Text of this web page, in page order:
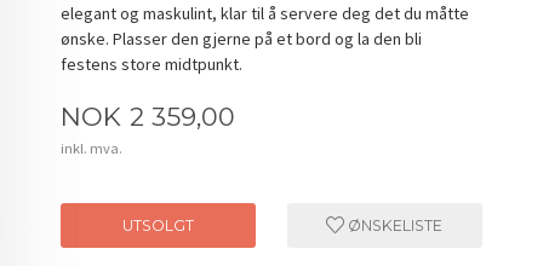
elegant og maskulint, klar til å servere deg det du måtte
ønske. Plasser den gjerne på et bord og la den bli
festens store midtpunkt.
Pris
NOK 2 359,00
inkl. mva.
UTSOLGT ØNSKELISTE